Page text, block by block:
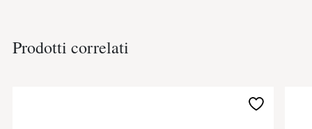
Prodotti correlati
Aggiungi